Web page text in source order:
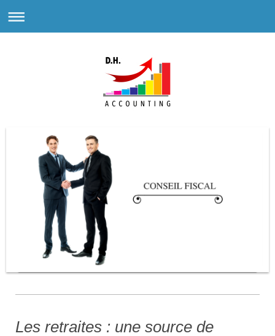
Les retraites : une source de